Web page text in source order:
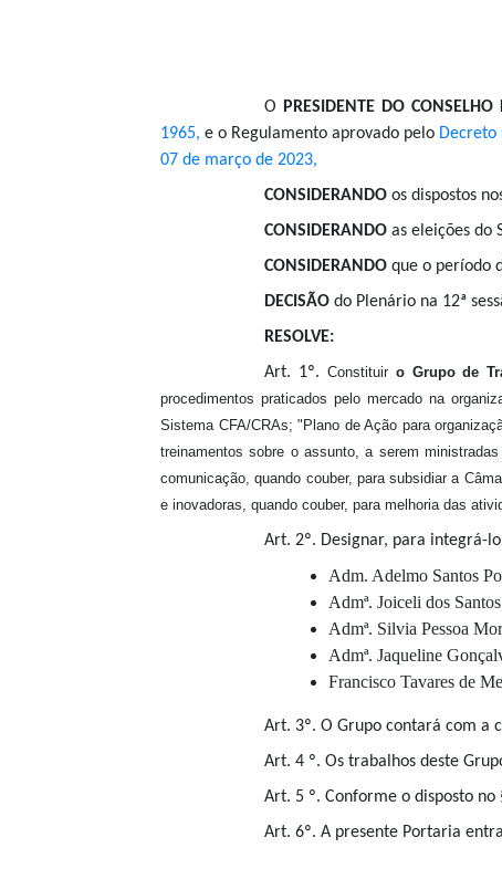
O PRESIDENTE DO
1965, e o Regulamento aprovado pelo Decreto
07 de março de 2023,
CONSIDERANDO os dispostos
CONSIDERANDO as eleições do
CONSIDERANDOque o período
DECISÃO do Plenário na 12ª
RESOLVE:
Art. 1º. Constituir o Grupo de
procedimentos praticados pelo mercado na
Sistema CFA/CRAs; "Plano de Ação para
treinamentos sobre o assunto, a serem
comunicação, quando couber, para subsidiar a
e inovadoras, quando couber, para melhoria das
Art. 2º. Designar, para integrá-
Adm. Adelmo
Admª. Joiceli dos
Admª. Silvia Pessoa
Admª. Jaqueline
Francisco
Art. 3º. O Grupo contará com a
Art. 4 º. Os trabalhos deste
Art. 5 º. Conforme o disposto
Art. 6º. A presente Portaria